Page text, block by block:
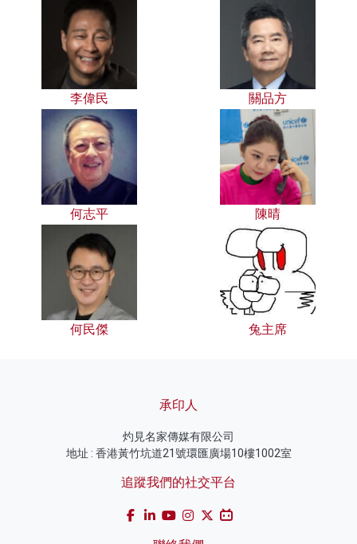
李偉民 關品方
何志平 陳晴
何民傑 兔主席
承印人
灼見名家傳媒有限公司
地址 : 香港黃竹坑道21號環匯廣場10樓1002室
追蹤我們的社交平台